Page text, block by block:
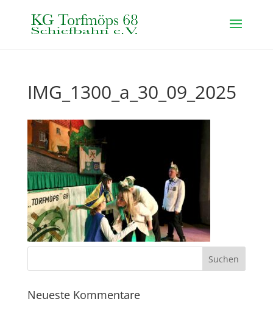
IMG_1300_a_30_09_2025
Neueste Kommentare